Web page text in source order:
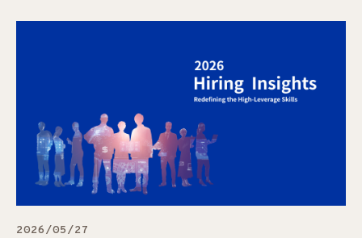
2026/05/27